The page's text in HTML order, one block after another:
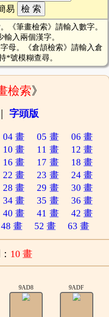
易
《筆畫檢索》請輸入數字。
輸入兩個漢字。
母。《倉頡檢索》請輸入倉
*號模糊查尋。
檢索》
字頭版
04 畫 05 畫
06 畫
10 畫 11 畫
12 畫
16 畫 17 畫
18 畫
22 畫 23 畫
24 畫
28 畫 29 畫
30 畫
34 畫 35 畫
36 畫
40 畫 41 畫
42 畫
48 畫 52 畫 63 畫
10 畫
9AD8 9ADF